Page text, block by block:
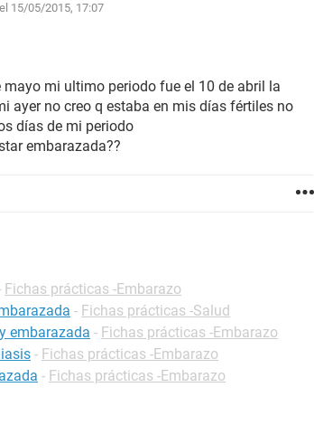
15/05/2015, 17:07
mi ultimo periodo fue el 10 de abril la
ayer no creo q estaba en mis días fértiles no
días de mi periodo
embarazada??
Fichas prácticas -Embarazo
- Fichas prácticas -Salud
embarazada - Fichas prácticas -Embarazo
- Fichas prácticas -Embarazo
- Fichas prácticas -Embarazo